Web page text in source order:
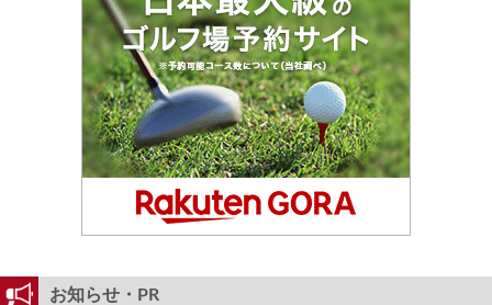
お知らせ・PR